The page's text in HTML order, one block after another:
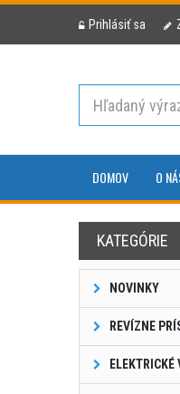
Prihlásiť sa
DOMOV O
KATEGÓRIE
NOVINKY
REVÍZNE